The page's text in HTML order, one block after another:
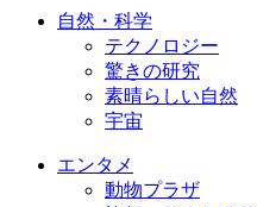
自然・科学
テクノロジー
驚きの研究
素晴らしい自然
宇宙
エンタメ
動物プラザ